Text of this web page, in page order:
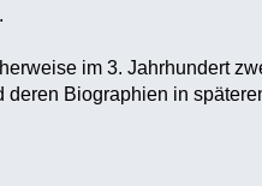
im 3. Jahrhundert
Biographien in